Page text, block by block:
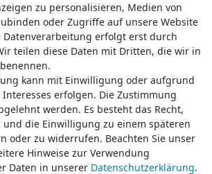
Sie einen Rückruf?
Sie uns:
zu personalisieren, Medien von
oder Zugriffe auf unsere Website
Datenverarbeitung erfolgt erst durch
teilen diese Daten mit Dritten, die wir in
kann mit Einwilligung oder aufgrund
erfolgen. Die Zustimmung
werden. Es besteht das Recht,
die Einwilligung zu einem späteren
oder zu widerrufen. Beachten Sie unser
Hinweise zur Verwendung
Daten in unserer Daten­schutz­erklärung.
zu personalisieren, Medien von
oder Zugriffe auf unsere Website
Datenverarbeitung erfolgt erst durch
teilen diese Daten mit Dritten, die wir in
kann mit Einwilligung oder aufgrund
erfolgen. Die Zustimmung
werden. Es besteht das Recht,
die Einwilligung zu einem späteren
oder zu widerrufen. Beachten Sie unser
Hinweise zur Verwendung
Daten in unserer Daten­schutz­erklärung.